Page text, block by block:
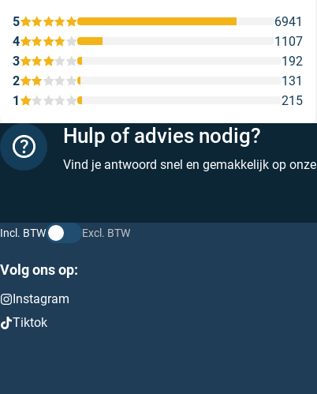
1 215
2 131
3 192
4 1107
5 6941
Hulp of advies nodig?
Vind je antwoord snel en gemakkelijk op onze
Incl. BTW Excl. BTW
Volg ons op:
Instagram
Tiktok